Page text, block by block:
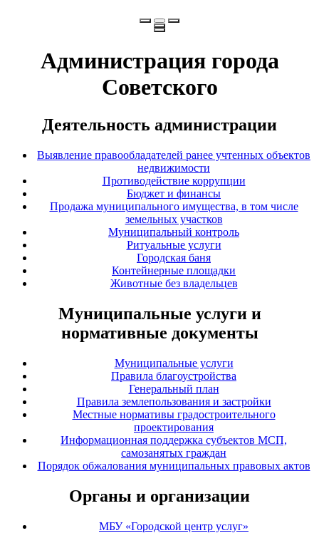
Администрация города
Советского
Деятельность администрации
Выявление правообладателей ранее учтенных объектов
недвижимости
Противодействие коррупции
Бюджет и финансы
Продажа муниципального имущества, в том числе
земельных участков
Муниципальный контроль
Ритуальные услуги
Городская баня
Контейнерные площадки
Животные без владельцев
Муниципальные услуги и
нормативные документы
Муниципальные услуги
Правила благоустройства
Генеральный план
Правила землепользования и застройки
Местные нормативы градостроительного
проектирования
Информационная поддержка субъектов МСП,
самозанятых граждан
Порядок обжалования муниципальных правовых актов
Органы и организации
МБУ «Городской центр услуг»